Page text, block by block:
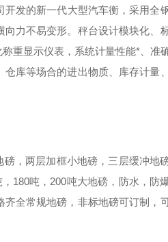
发的新一代大型汽车衡，采用全
力不易变形。秤台设计模块化、
重显示仪表，系统计量性能*、准
库等场合的进出物质、库存计量
，两层加框小地磅，三层缓冲地
180吨，200吨大地磅，防水，防
全常规地磅，非标地磅可订制，